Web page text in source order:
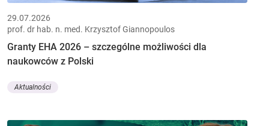
29.07.2026
prof. dr hab. n. med. Krzysztof Giannopoulos
Granty EHA 2026 – szczególne możliwości dla
naukowców z Polski
Aktualności